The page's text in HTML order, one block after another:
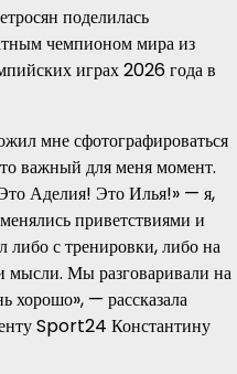
поделилась
чемпионом мира из
играх 2026 года в
мне сфотографироваться
важный для меня момент.
Аделия! Это Илья!» — я,
приветствиями и
либо с тренировки, либо на
мысли. Мы разговаривали на
хорошо», — рассказала
Sport24 Константину